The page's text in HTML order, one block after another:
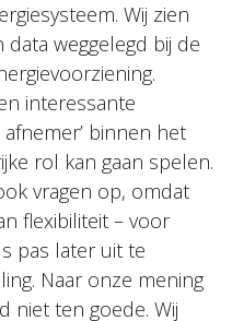
Wij zien
weggelegd bij de
interessante
binnen het
rol kan gaan spelen.
vragen op, omdat
flexibiliteit – voor
pas later uit te
Naar onze mening
niet ten goede. Wij